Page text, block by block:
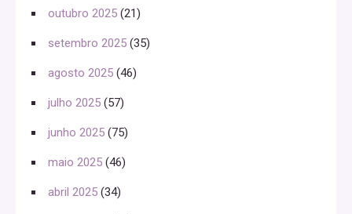
outubro 2025 (21)
setembro 2025 (35)
agosto 2025 (46)
julho 2025 (57)
junho 2025 (75)
maio 2025 (46)
abril 2025 (34)